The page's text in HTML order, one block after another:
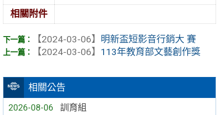
相關公告
2026-08-06 訓育組
相關附件
【2024-03-06】 明新盃短影音行銷大 賽
【2024-03-06】 113年教育部文藝創作獎